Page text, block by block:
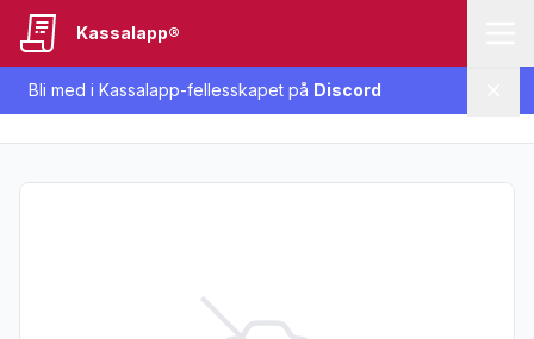
Bli med i Kassalapp-fellesskapet på Discord
Kassalapp®